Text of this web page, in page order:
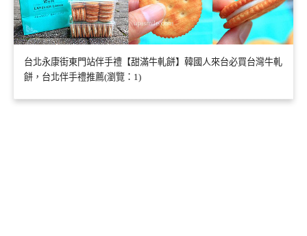
台北永康街東門站伴手禮【甜滿牛軋餅】韓國人來台必買台灣牛軋
餅，台北伴手禮推薦(瀏覽：1)